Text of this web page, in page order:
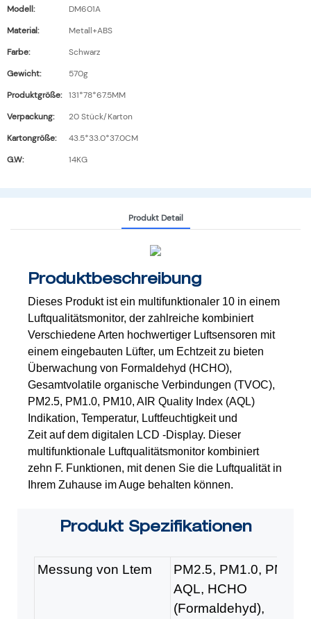
Modell:
DM601A
Material:
Metall+ABS
Farbe:
Schwarz
Gewicht:
570g
Produktgröße:
131*78*67.5MM
Verpackung:
20 Stück/Karton
Kartongröße:
43.5*33.0*37.0CM
G.W:
14KG
Produkt Detail
Produktbeschreibung
Dieses Produkt ist ein multifunktionaler 10 in einem
Luftqualitätsmonitor, der zahlreiche kombiniert
Verschiedene Arten hochwertiger Luftsensoren mit
einem eingebauten Lüfter, um Echtzeit zu bieten
Überwachung von Formaldehyd (HCHO),
Gesamtvolatile organische Verbindungen (TVOC),
PM2.5, PM1.0, PM10, AIR Quality Index (AQL)
Indikation, Temperatur, Luftfeuchtigkeit und
Zeit auf dem digitalen LCD -Display. Dieser
multifunktionale Luftqualitätsmonitor kombiniert
zehn F. Funktionen, mit denen Sie die Luftqualität in
Ihrem Zuhause im Auge behalten können.
Produkt Spezifikationen
Messung von Ltem
PM2.5, PM1.0, PM10,
AQL, HCHO
(Formaldehyd),